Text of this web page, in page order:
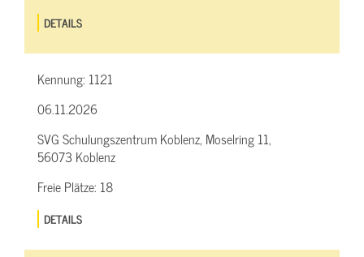
DETAILS
Kennung: 1121
06.11.2026
SVG Schulungszentrum Koblenz, Moselring 11,
56073 Koblenz
Freie Plätze: 18
DETAILS